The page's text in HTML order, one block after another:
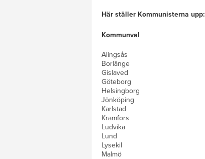
Här ställer Kommunisterna upp:
Kommunval
Alingsås
Borlänge
Gislaved
Göteborg
Helsingborg
Jönköping
Karlstad
Kramfors
Ludvika
Lund
Lysekil
Malmö